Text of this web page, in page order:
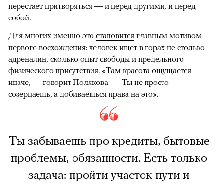
перестает притворяться — и перед другими, и перед
собой.
Для многих именно это становится главным мотивом
первого восхождения: человек ищет в горах не столько
адреналин, сколько опыт свободы и предельного
физического присутствия. «Там красота ощущается
иначе, — говорит Полякова. — Ты не просто
созерцаешь, а добиваешься права на это».
Ты забываешь про кредиты, бытовые
проблемы, обязанности. Есть только
задача: пройти участок пути и